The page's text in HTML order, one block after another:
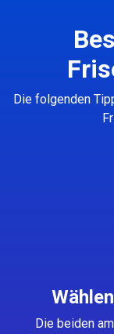
Die folgenden
Die beiden